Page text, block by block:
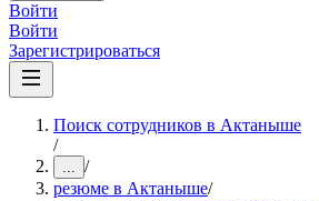
Войти
Войти
Зарегистрироваться
Поиск сотрудников в Актаныше
/
... /
резюме в Актаныше/